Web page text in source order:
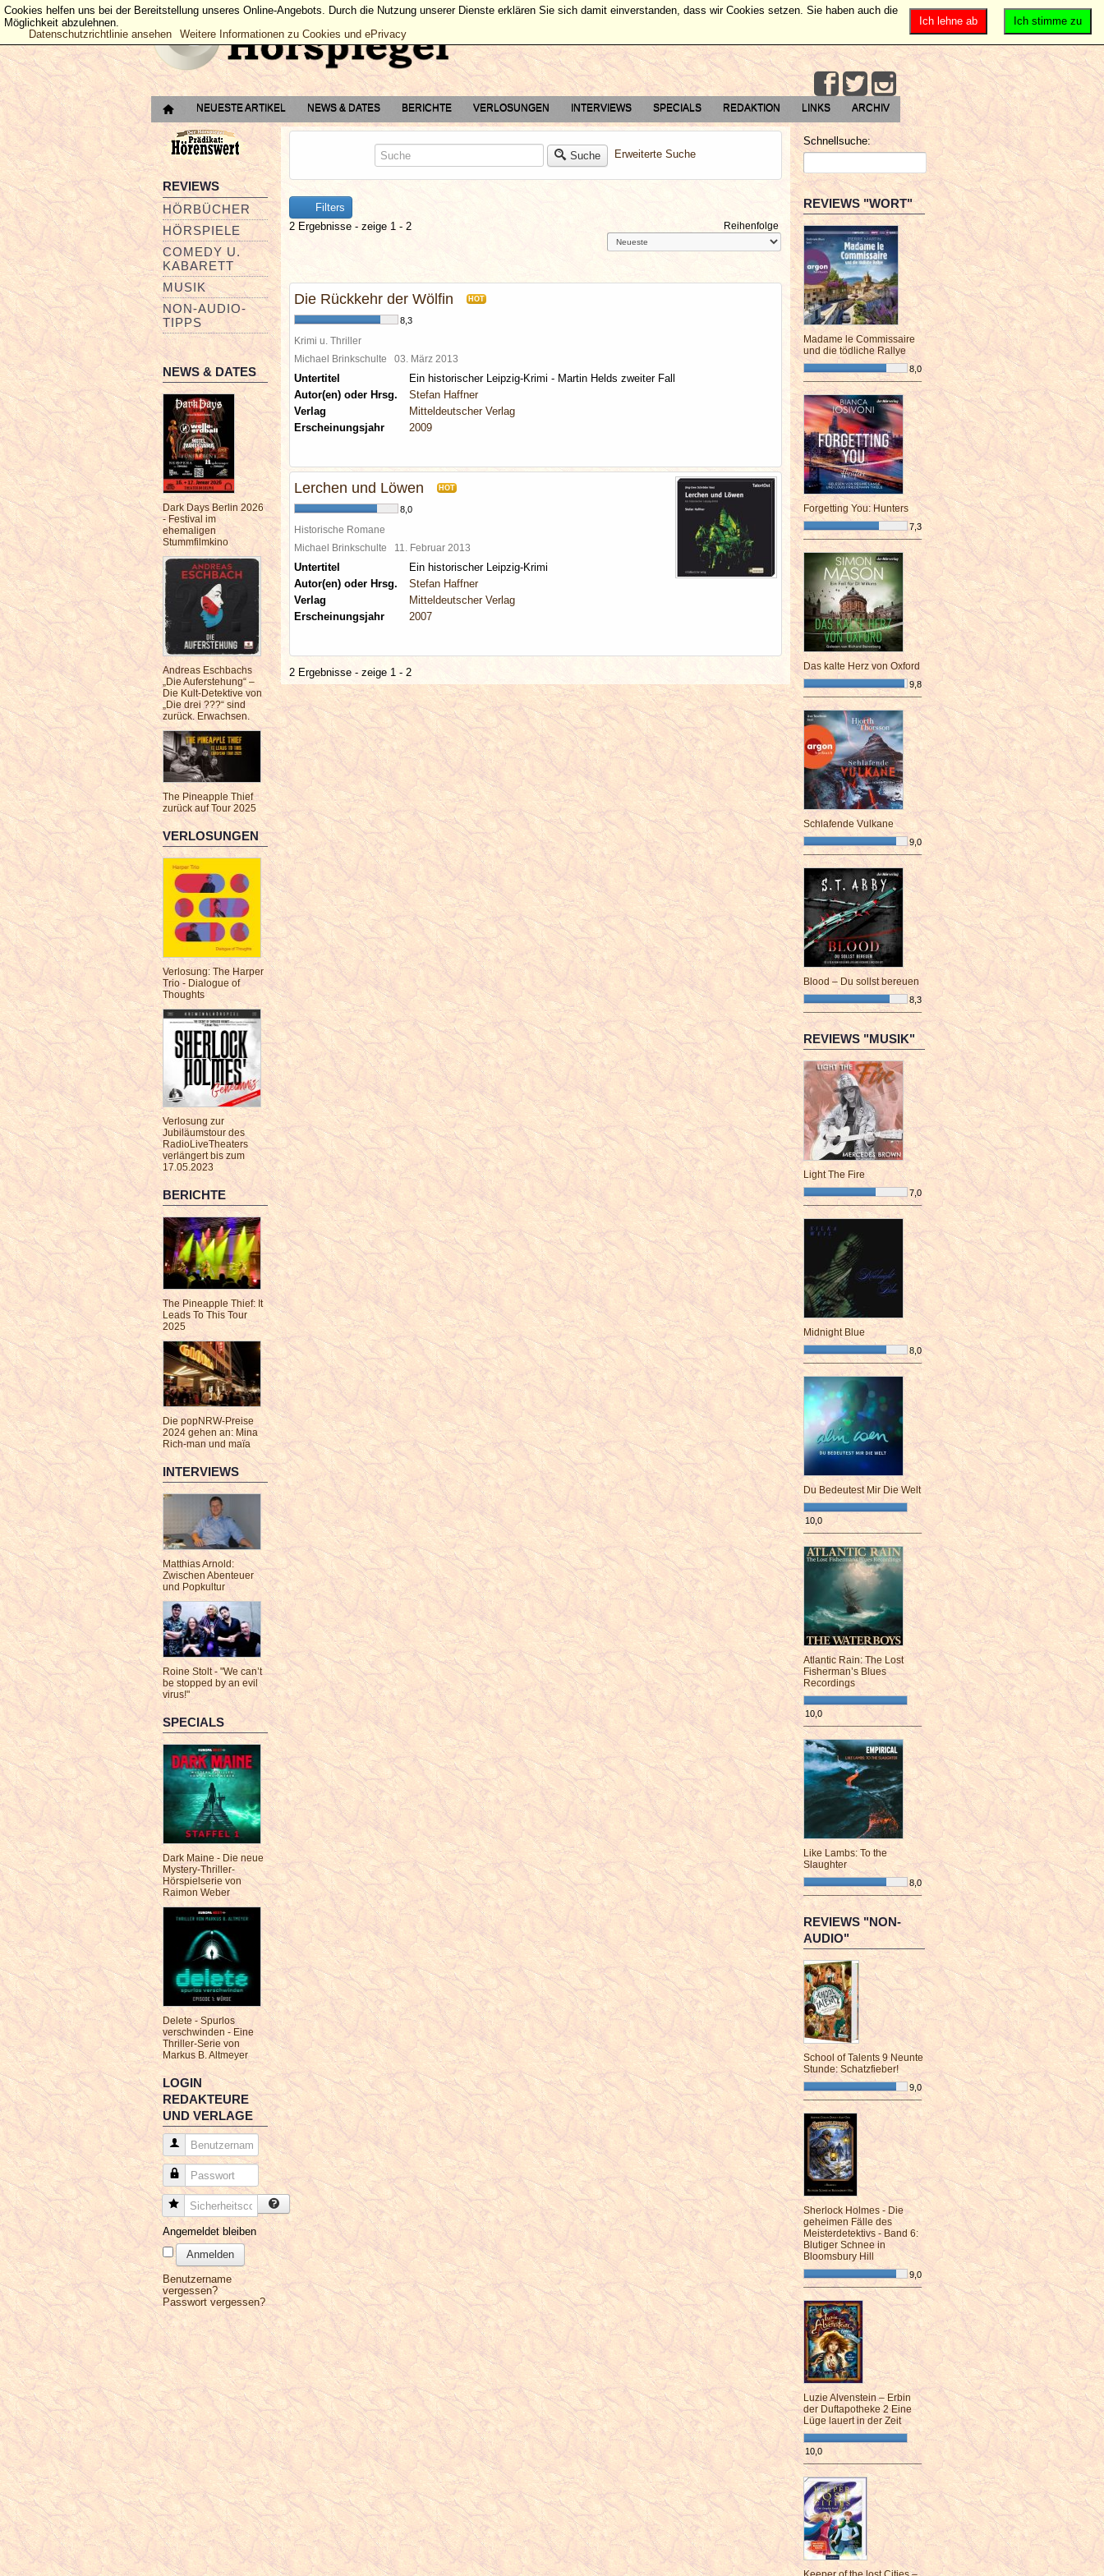
NEUESTE ARTIKEL NEWS & DATES BERICHTE VERLOSUNGEN INTERVIEWS SPECIALS REDAKTION LINKS ARCHIV
REVIEWS
HÖRBÜCHER
HÖRSPIELE
COMEDY U.
KABARETT
MUSIK
NON-AUDIO-
TIPPS
NEWS & DATES
Dark Days Berlin 2026
- Festival im
ehemaligen
Stummfilmkino
Andreas Eschbachs
„Die Auferstehung“ –
Die Kult-Detektive von
„Die drei ???“ sind
zurück. Erwachsen.
The Pineapple Thief
zurück auf Tour 2025
VERLOSUNGEN
Verlosung: The Harper
Trio - Dialogue of
Thoughts
Verlosung zur
Jubiläumstour des
RadioLiveTheaters
verlängert bis zum
17.05.2023
BERICHTE
The Pineapple Thief: It
Leads To This Tour
2025
Die popNRW-Preise
2024 gehen an: Mina
Rich-man und maïa
INTERVIEWS
Matthias Arnold:
Zwischen Abenteuer
und Popkultur
Roine Stolt - "We can’t
be stopped by an evil
virus!"
SPECIALS
Dark Maine - Die neue
Mystery-Thriller-
Hörspielserie von
Raimon Weber
Delete - Spurlos
verschwinden - Eine
Thriller-Serie von
Markus B. Altmeyer
LOGIN
REDAKTEURE
UND VERLAGE
Benutzername
Passwort
Sicherheitscode
Angemeldet bleiben
Anmelden
Benutzername
vergessen?
Passwort vergessen?
Suche Erweiterte Suche
Filters
2 Ergebnisse - zeige 1 - 2
Reihenfolge
Die Rückkehr der Wölfin HOT
8,3
Krimi u. Thriller
Michael Brinkschulte 03. März 2013
Untertitel
Ein historischer Leipzig-Krimi - Martin Helds zweiter Fall
Autor(en) oder Hrsg.
Stefan Haffner
Verlag
Mitteldeutscher Verlag
Erscheinungsjahr
2009
Lerchen und Löwen HOT
8,0
Historische Romane
Michael Brinkschulte 11. Februar 2013
Untertitel
Ein historischer Leipzig-Krimi
Autor(en) oder Hrsg.
Stefan Haffner
Verlag
Mitteldeutscher Verlag
Erscheinungsjahr
2007
2 Ergebnisse - zeige 1 - 2
Schnellsuche:
REVIEWS "WORT"
Madame le Commissaire
und die tödliche Rallye
8,0
¯¯¯¯¯¯¯¯¯¯¯¯¯¯¯¯¯¯¯¯¯¯¯¯
Forgetting You: Hunters
7,3
¯¯¯¯¯¯¯¯¯¯¯¯¯¯¯¯¯¯¯¯¯¯¯¯
Das kalte Herz von Oxford
9,8
¯¯¯¯¯¯¯¯¯¯¯¯¯¯¯¯¯¯¯¯¯¯¯¯
Schlafende Vulkane
9,0
¯¯¯¯¯¯¯¯¯¯¯¯¯¯¯¯¯¯¯¯¯¯¯¯
Blood – Du sollst bereuen
8,3
¯¯¯¯¯¯¯¯¯¯¯¯¯¯¯¯¯¯¯¯¯¯¯¯
REVIEWS "MUSIK"
Light The Fire
7,0
¯¯¯¯¯¯¯¯¯¯¯¯¯¯¯¯¯¯¯¯¯¯¯¯
Midnight Blue
8,0
¯¯¯¯¯¯¯¯¯¯¯¯¯¯¯¯¯¯¯¯¯¯¯¯
Du Bedeutest Mir Die Welt
10,0
¯¯¯¯¯¯¯¯¯¯¯¯¯¯¯¯¯¯¯¯¯¯¯¯
Atlantic Rain: The Lost
Fisherman’s Blues
Recordings
10,0
¯¯¯¯¯¯¯¯¯¯¯¯¯¯¯¯¯¯¯¯¯¯¯¯
Like Lambs: To the
Slaughter
8,0
¯¯¯¯¯¯¯¯¯¯¯¯¯¯¯¯¯¯¯¯¯¯¯¯
REVIEWS "NON-
AUDIO"
School of Talents 9 Neunte
Stunde: Schatzfieber!
9,0
¯¯¯¯¯¯¯¯¯¯¯¯¯¯¯¯¯¯¯¯¯¯¯¯
Sherlock Holmes - Die
geheimen Fälle des
Meisterdetektivs - Band 6:
Blutiger Schnee in
Bloomsbury Hill
9,0
¯¯¯¯¯¯¯¯¯¯¯¯¯¯¯¯¯¯¯¯¯¯¯¯
Luzie Alvenstein – Erbin
der Duftapotheke 2 Eine
Lüge lauert in der Zeit
10,0
¯¯¯¯¯¯¯¯¯¯¯¯¯¯¯¯¯¯¯¯¯¯¯¯
Ich stimme zu
Ich lehne ab
Cookies helfen uns bei der Bereitstellung unseres Online-Angebots. Durch die Nutzung unserer Dienste erklären Sie sich damit einverstanden, dass wir Cookies setzen. Sie haben auch die
Möglichkeit abzulehnen.
Datenschutzrichtlinie ansehen
Weitere Informationen zu Cookies und ePrivacy